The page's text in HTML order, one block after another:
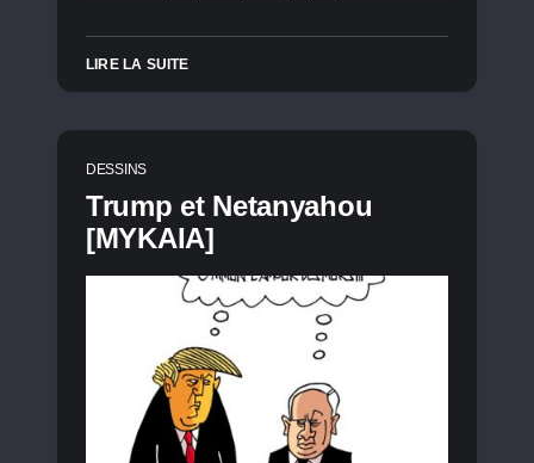
LIRE LA SUITE
DESSINS
Trump et Netanyahou
[MYKAIA]